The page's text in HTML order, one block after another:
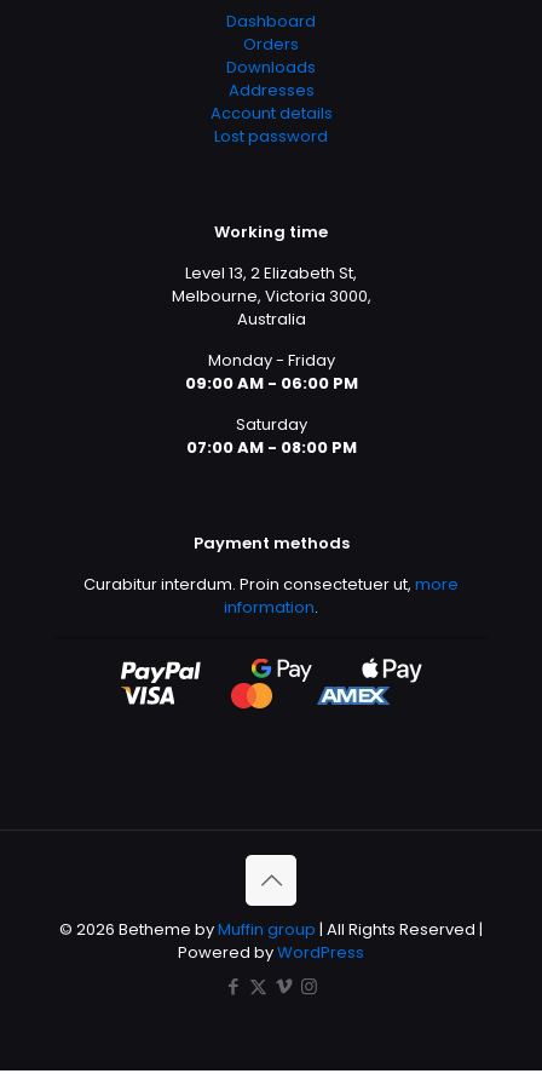
Dashboard
Orders
Downloads
Addresses
Account details
Lost password
Working time
Level 13, 2 Elizabeth St,
Melbourne, Victoria 3000,
Australia
Monday - Friday
09:00 AM - 06:00 PM
Saturday
07:00 AM - 08:00 PM
Payment methods
Curabitur interdum. Proin consectetuer ut, more
information.
© 2026 Betheme byMuffin group | All Rights Reserved |
Powered byWordPress